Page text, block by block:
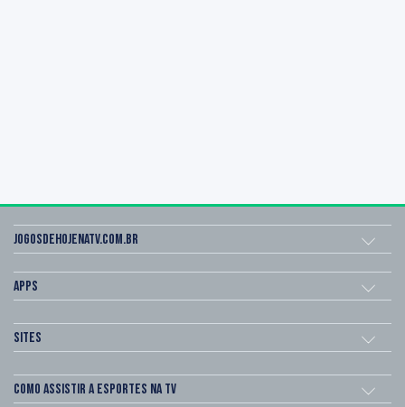
Jogosdehojenatv.com.br
Apps
Sites
Como assistir a esportes na TV